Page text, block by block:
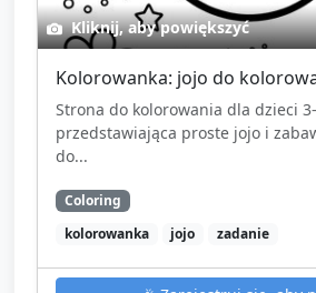
Kliknij, aby powiększyć
Kolorowanka: jojo do
Strona do kolorowania dla dzieci
przedstawiająca proste jojo i
do...
Coloring
kolorowanka
jojo zadanie